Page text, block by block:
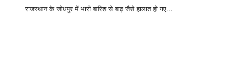
राजस्थान के जोधपुर में भारी बारिश से बाढ़ जैसे हालात हो गए…